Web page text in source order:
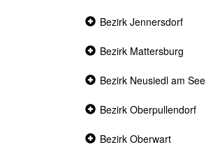
Collapsed
Bezirk Jennersdorf
Collapsed
Bezirk Mattersburg
Collapsed
Bezirk Neusiedl am See
Collapsed
Bezirk Oberpullendorf
Collapsed
Bezirk Oberwart